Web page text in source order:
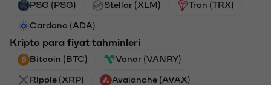
PSG (PSG) Stellar (XLM) Tron (TRX)
Cardano (ADA)
Kripto para fiyat tahminleri
Bitcoin (BTC) Vanar (VANRY)
Ripple (XRP) Avalanche (AVAX)